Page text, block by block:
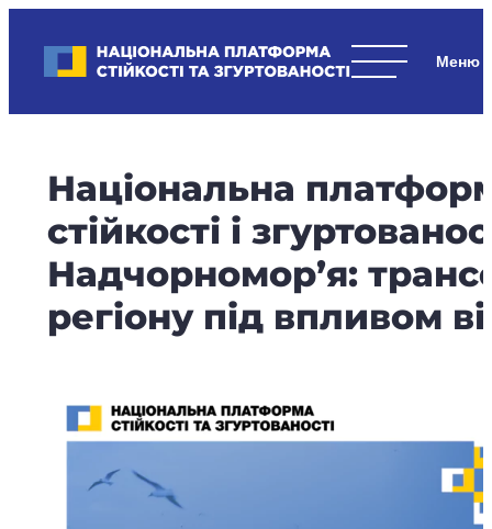
content
Національна платформа стійкості та згуртованості
стратегічні
стійкість
держави
та
суспільства,
згуртованість
та
Національна
стійкості і
Надчорномор’я:
регіону під впливом